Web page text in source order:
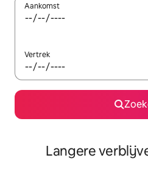
Aankomst
Vertrek
Langere